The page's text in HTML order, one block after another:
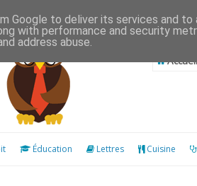
Accueil
Éducation Lettres Cuisine
Google to deliver its services and to
with performance and security
address abuse.